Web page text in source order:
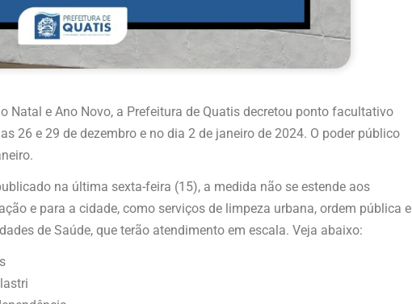
Natal e Ano Novo, a Prefeitura de Quatis decretou ponto facultativo
26 e 29 de dezembro e no dia 2 de janeiro de 2024. O poder público
na última sexta-feira (15), a medida não se estende aos
e para a cidade, como serviços de limpeza urbana, ordem pública e
de Saúde, que terão atendimento em escala. Veja abaixo: